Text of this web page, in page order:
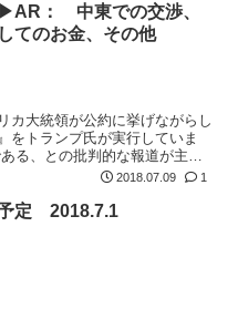
： 中東での交渉、
てのお金、その他
カ大統領が公約に挙げながらし
をトランプ氏が実行していま
る、との批判的な報道が主で
ルに年間約３０憶ドルを全額
2018.07.09 1
定 2018.7.1